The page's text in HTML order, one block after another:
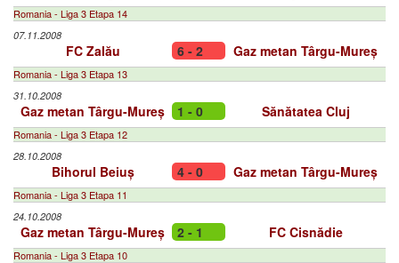
Romania - Liga 3 Etapa 14
07.11.2008
FC Zalău 6 - 2 Gaz metan Târgu-Mureș
Romania - Liga 3 Etapa 13
31.10.2008
Gaz metan Târgu-Mureș 1 - 0 Sănătatea Cluj
Romania - Liga 3 Etapa 12
28.10.2008
Bihorul Beiuș 4 - 0 Gaz metan Târgu-Mureș
Romania - Liga 3 Etapa 11
24.10.2008
Gaz metan Târgu-Mureș 2 - 1 FC Cisnădie
Romania - Liga 3 Etapa 10